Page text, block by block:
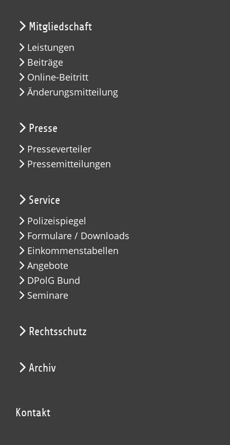
Mitgliedschaft
Leistungen
Beiträge
Online-Beitritt
Änderungsmitteilung
Presse
Presseverteiler
Pressemitteilungen
Service
Polizeispiegel
Formulare / Downloads
Einkommenstabellen
Angebote
DPolG Bund
Seminare
Rechtsschutz
Archiv
Kontakt